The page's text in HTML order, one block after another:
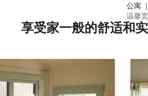
公寓
温馨
享受家一般的舒适和